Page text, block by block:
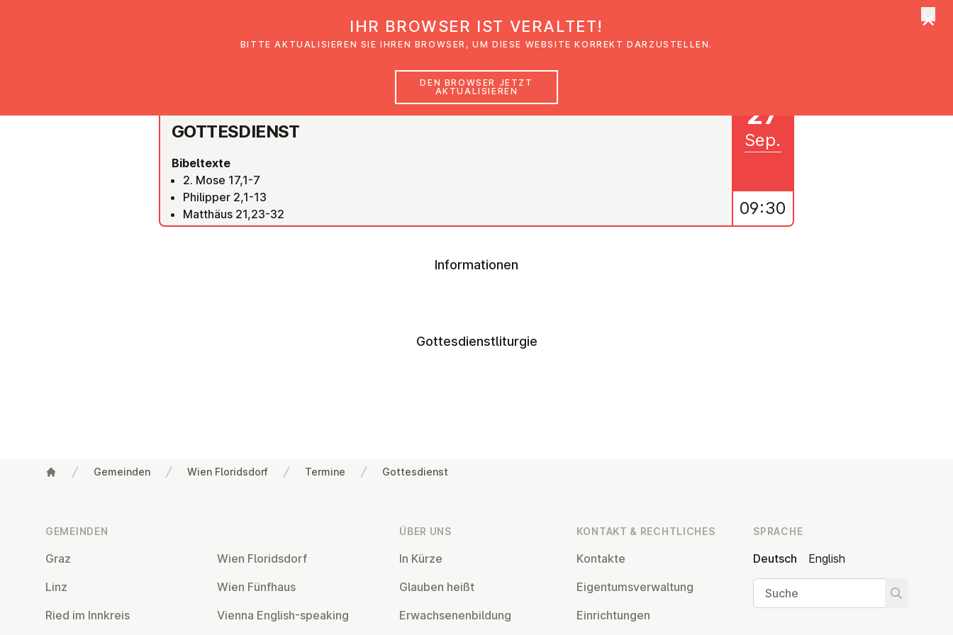
Glaubensimpulse News Veranstaltungen
GOT­TES­DIENST
Bibeltexte
2. Mose 17,1-7
Philipper 2,1-13
Matthäus 21,23-32
27
Sep.
09:30
Informationen
Gottesdienstliturgie
Gemeinden Wien Floridsdorf Termine Gottesdienst
GEMEINDEN
Graz
Linz
Ried im Innkreis
Wien Flo­rids­dorf
Wien Fünfhaus
Vienna English-speaking
ÜBER UNS
In Kürze
Glauben heißt
Er­wach­se­nen­bil­dung
KONTAKT & RECHT­LI­CHES
Kontakte
Ei­gen­tums­ver­wal­tung
Ein­rich­tun­gen
SPRACHE
Deutsch
English
Suche
Suche
IHR BROWSER IST VERALTET!
BITTE AKTUALISIEREN SIE IHREN BROWSER, UM DIESE WEBSITE KORREKT DARZUSTELLEN.
DEN BROWSER JETZT
AKTUALISIEREN
×